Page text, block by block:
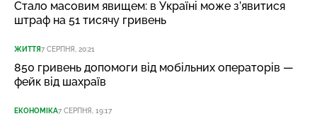
Стало масовим явищем: в Україні може з’явитися
штраф на 51 тисячу гривень
ЖИТТЯ7 СЕРПНЯ, 20:21
850 гривень допомоги від мобільних операторів —
фейк від шахраїв
ЕКОНОМІКА7 СЕРПНЯ, 19:17